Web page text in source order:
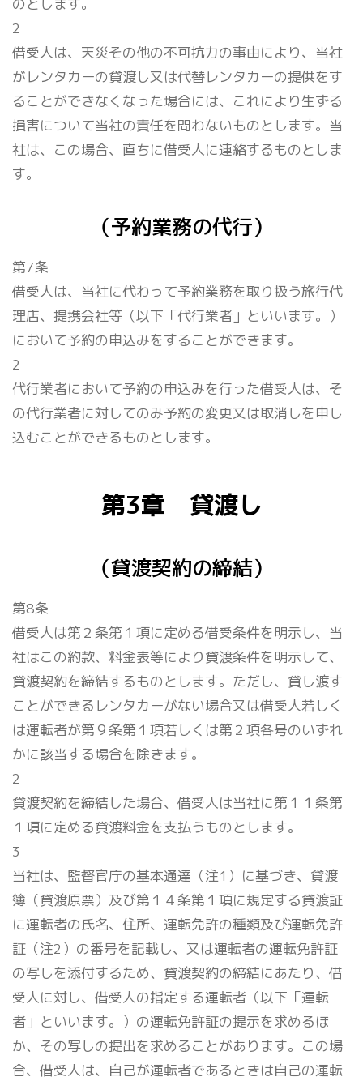
のとします。
2
借受人は、天災その他の不可抗力の事由により、当社
がレンタカーの貸渡し又は代替レンタカーの提供をす
ることができなくなった場合には、これにより生ずる
損害について当社の責任を問わないものとします。当
社は、この場合、直ちに借受人に連絡するものとしま
す。
（予約業務の代行）
第7条
借受人は、当社に代わって予約業務を取り扱う旅行代
理店、提携会社等（以下「代行業者」といいます。）
において予約の申込みをすることができます。
2
代行業者において予約の申込みを行った借受人は、そ
の代行業者に対してのみ予約の変更又は取消しを申し
込むことができるものとします。
第3章 貸渡し
（貸渡契約の締結）
第8条
借受人は第２条第１項に定める借受条件を明示し、当
社はこの約款、料金表等により貸渡条件を明示して、
貸渡契約を締結するものとします。ただし、貸し渡す
ことができるレンタカーがない場合又は借受人若しく
は運転者が第９条第１項若しくは第２項各号のいずれ
かに該当する場合を除きます。
2
貸渡契約を締結した場合、借受人は当社に第１１条第
１項に定める貸渡料金を支払うものとします。
3
当社は、監督官庁の基本通達（注1）に基づき、貸渡
簿（貸渡原票）及び第１４条第１項に規定する貸渡証
に運転者の氏名、住所、運転免許の種類及び運転免許
証（注2）の番号を記載し、又は運転者の運転免許証
の写しを添付するため、貸渡契約の締結にあたり、借
受人に対し、借受人の指定する運転者（以下「運転
者」といいます。）の運転免許証の提示を求めるほ
か、その写しの提出を求めることがあります。この場
合、借受人は、自己が運転者であるときは自己の運転